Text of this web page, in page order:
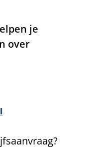
je
over